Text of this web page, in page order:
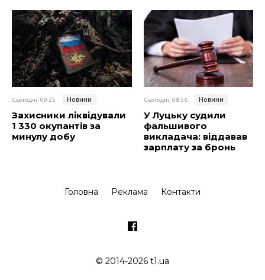
Сьогодні, 09:25 Новини
Захисники ліквідували
1 330 окупантів за
минулу добу
Сьогодні, 08:56 Новини
У Луцьку судили
фальшивого
викладача: віддавав
зарплату за бронь
Головна Реклама Контакти
© 2014-2026 t1.ua